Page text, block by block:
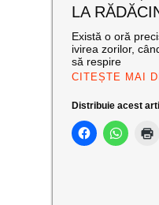
LA
Există o oră
ivirea zorilor,
să respire
CITEȘTE MAI
Distribuie acest